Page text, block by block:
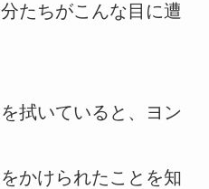
たちがこんな目に遭
拭いていると、ヨン
かけられたことを知